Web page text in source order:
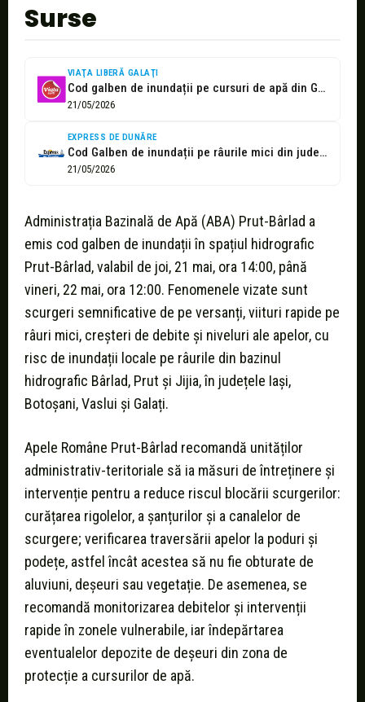
Surse
VIAŢA LIBERĂ GALAŢI
Cod galben de inundații pe cursuri de apă din Galați
21/05/2026
EXPRESS DE DUNĂRE
Cod Galben de inundații pe râurile mici din județ! - Ziar independent...
21/05/2026
Administrația Bazinală de Apă (ABA) Prut-Bârlad a
emis cod galben de inundații în spațiul hidrografic
Prut-Bârlad, valabil de joi, 21 mai, ora 14:00, până
vineri, 22 mai, ora 12:00. Fenomenele vizate sunt
scurgeri semnificative de pe versanți, viituri rapide pe
râuri mici, creșteri de debite și niveluri ale apelor, cu
risc de inundații locale pe râurile din bazinul
hidrografic Bârlad, Prut și Jijia, în județele Iași,
Botoșani, Vaslui și Galați.
Apele Române Prut-Bârlad recomandă unităților
administrativ-teritoriale să ia măsuri de întreținere și
intervenție pentru a reduce riscul blocării scurgerilor:
curățarea rigolelor, a șanțurilor și a canalelor de
scurgere; verificarea traversării apelor la poduri și
podețe, astfel încât acestea să nu fie obturate de
aluviuni, deșeuri sau vegetație. De asemenea, se
recomandă monitorizarea debitelor și intervenții
rapide în zonele vulnerabile, iar îndepărtarea
eventualelor depozite de deșeuri din zona de
protecție a cursurilor de apă.